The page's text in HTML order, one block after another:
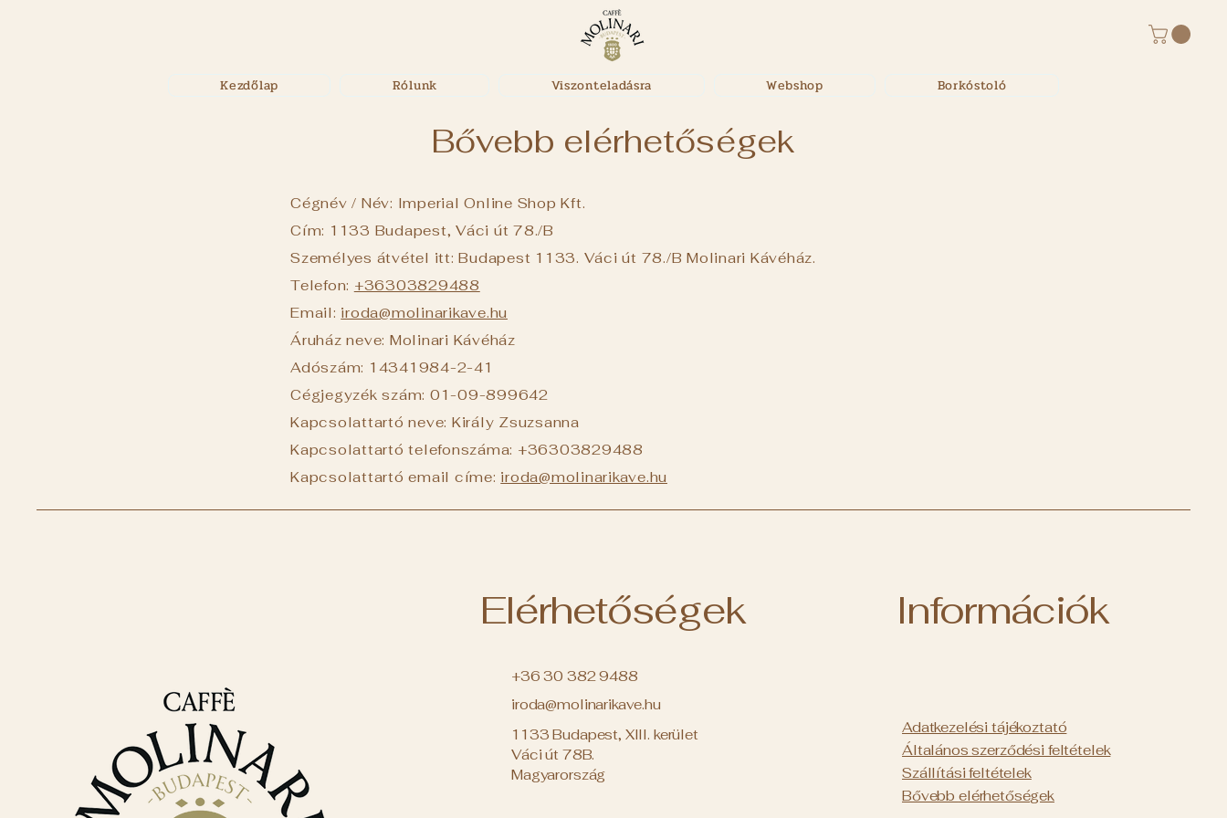
Kezdőlap Rólunk Viszonteladásra Webshop Borkóstoló
Bővebb elérhetőségek
Cégnév / Név: Imperial Online Shop Kft.
Cím: 1133 Budapest, Váci út 78./B
Személyes átvétel itt: Budapest 1133. Váci út 78./B Molinari Kávéház.
Telefon: +36303829488
Email: iroda@molinarikave.hu
Áruház neve: Molinari Kávéház
Adószám: 14341984-2-41
Cégjegyzék szám: 01-09-899642
Kapcsolattartó neve: Király Zsuzsanna
Kapcsolattartó telefonszáma: +36303829488
Kapcsolattartó email címe: iroda@molinarikave.hu
Elérhetőségek
+36 30 382 9488
iroda@molinarikave.hu
1133 Budapest, XIII. kerület
Váci út 78B.
Magyarország
Információk
Adatkezelési tájékoztató
Általános szerződési feltételek
Szállítási feltételek
Bővebb elérhetőségek